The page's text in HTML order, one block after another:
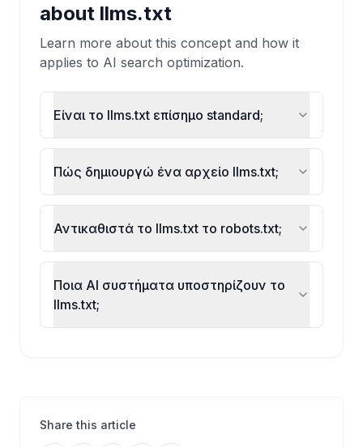
about llms.txt
Learn more about this concept and how it
applies to AI search optimization.
Είναι το llms.txt επίσημο standard;
Πώς δημιουργώ ένα αρχείο llms.txt;
Αντικαθιστά το llms.txt το robots.txt;
Ποια AI συστήματα υποστηρίζουν το
llms.txt;
Share this article